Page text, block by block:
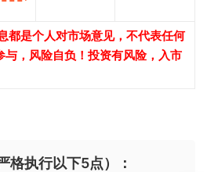
都是个人对市场意见，不代表任何
与，风险自负！投资有风险，入市
格执行以下5点）：